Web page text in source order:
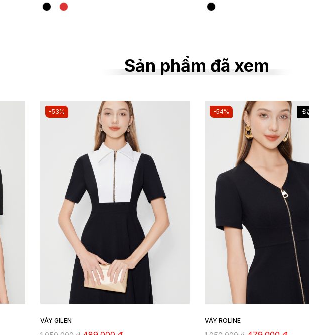
Sản phẩm đã xem
-53%
VÁY GILEN
-54%
VÁY ROLINE